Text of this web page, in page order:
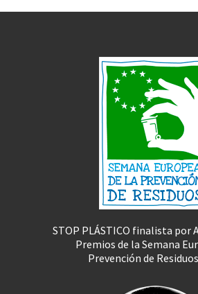
STOP PLÁSTICO finalista por
Premios de la Semana
Prevención de